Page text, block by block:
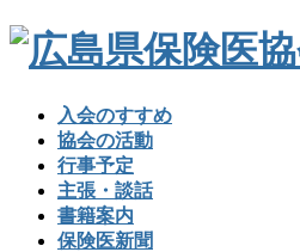
入会のすすめ
協会の活動
行事予定
主張・談話
書籍案内
保険医新聞